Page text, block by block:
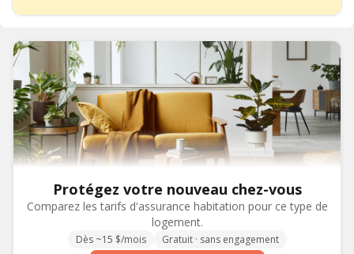
Protégez votre nouveau chez-vous
Comparez les tarifs d'assurance habitation pour ce type de
logement.
Dès ~15 $/mois Gratuit · sans engagement